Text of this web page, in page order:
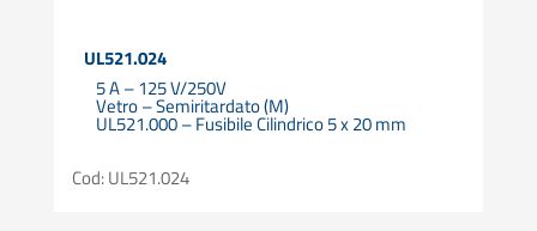
UL521.024
5 A – 125 V/250V
Vetro – Semiritardato (M)
UL521.000 – Fusibile Cilindrico 5 x 20 mm
Cod: UL521.024